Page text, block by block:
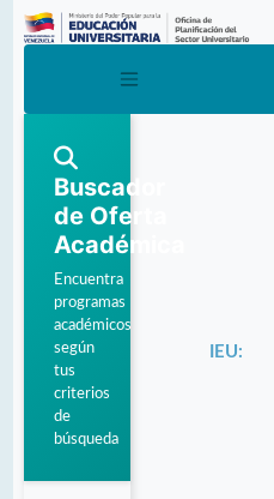
Buscador
de Oferta
Académica
Encuentra
programas
académicos
según
tus
criterios
de
búsqueda
IEU: